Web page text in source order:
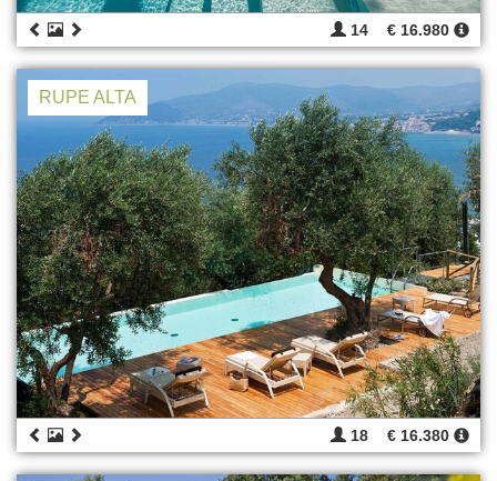
14 € 16.980
RUPE ALTA
18 € 16.380